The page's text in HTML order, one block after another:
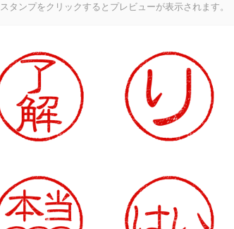
スタンプをクリックするとプレビューが表示されます。